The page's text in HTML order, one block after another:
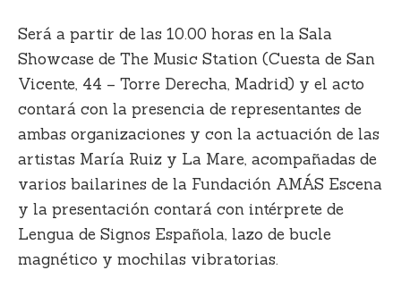
Será a partir de las 10.00 horas en la Sala
Showcase de The Music Station (Cuesta de San
Vicente, 44 – Torre Derecha, Madrid) y el acto
contará con la presencia de representantes de
ambas organizaciones y con la actuación de las
artistas María Ruiz y La Mare, acompañadas de
varios bailarines de la Fundación AMÁS Escena
y la presentación contará con intérprete de
Lengua de Signos Española, lazo de bucle
magnético y mochilas vibratorias.